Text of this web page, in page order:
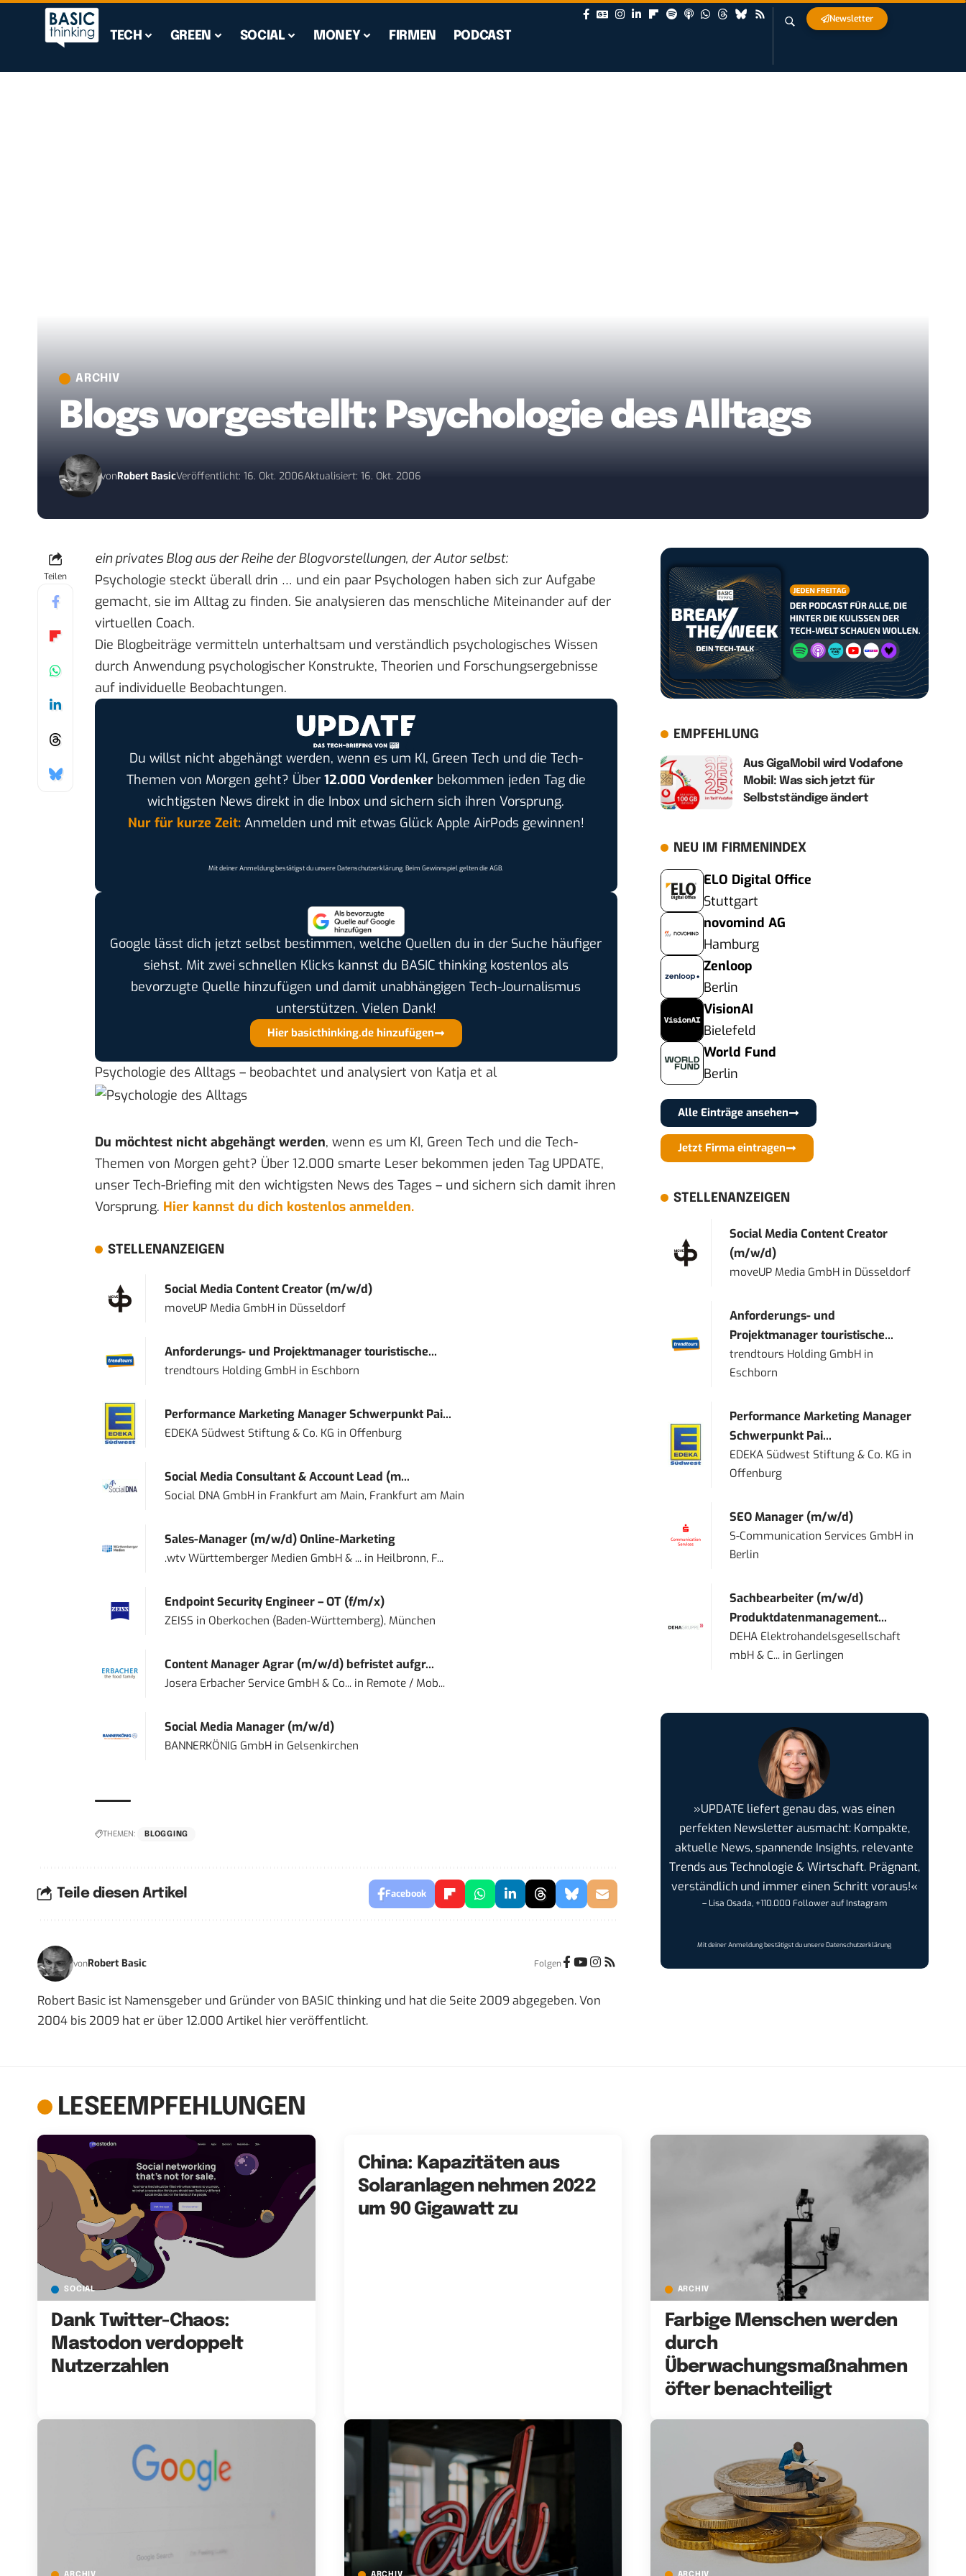
TECH GREEN SOCIAL MONEY FIRMEN PODCAST
Newsletter
ARCHIV
Blogs vorgestellt: Psychologie des Alltags
vonRobert BasicVeröffentlicht: 16. Okt. 2006Aktualisiert: 16. Okt. 2006
Teilen
ein privates Blog aus derReihe der Blogvorstellungen, der Autor selbst:
Psychologie steckt überall drin … und ein paar Psychologen haben sich zur Aufgabe
gemacht, sie im Alltag zu finden. Sie analysieren das menschliche Miteinander auf der
virtuellen Coach.
Die Blogbeiträge vermitteln unterhaltsam und verständlich psychologisches Wissen
durch Anwendung psychologischer Konstrukte, Theorien und Forschungsergebnisse
auf individuelle Beobachtungen.
Du willst nicht abgehängt werden, wenn es um KI, Green Tech und die Tech-
Themen von Morgen geht? Über 12.000 Vordenkerbekommen jeden Tag die
wichtigsten News direkt in die Inbox und sichern sich ihren Vorsprung.
Nur für kurze Zeit:Anmelden und mit etwas Glück Apple AirPods gewinnen!
Mit deiner Anmeldung bestätigst du unsereDatenschutzerklärung. Beim Gewinnspiel gelten dieAGB.
Google lässt dich jetzt selbst bestimmen, welche Quellen du in der Suche häufiger
siehst. Mit zwei schnellen Klicks kannst du BASIC thinking kostenlos als
bevorzugte Quelle hinzufügen und damit unabhängigen Tech-Journalismus
unterstützen. Vielen Dank!
Hier basicthinking.de hinzufügen
Psychologie des Alltags – beobachtet und analysiert von Katja et al
Du möchtest nicht abgehängt werden, wenn es um KI, Green Tech und die Tech-
Themen von Morgen geht? Über 12.000 smarte Leser bekommen jeden Tag UPDATE,
unser Tech-Briefing mit den wichtigsten News des Tages – und sichern sich damit ihren
Vorsprung. Hier kannst du dich kostenlos anmelden.
STELLENANZEIGEN
Social Media Content Creator (m/w/d)
moveUP Media GmbHin Düsseldorf
Anforderungs- und Projektmanager touristische...
trendtours Holding GmbHin Eschborn
Performance Marketing Manager Schwerpunkt Pai...
EDEKA Südwest Stiftung & Co. KG in Offenburg
Social Media Consultant & Account Lead (m...
Social DNA GmbHin Frankfurt am Main, Frankfurt am Main
Sales-Manager (m/w/d) Online-Marketing
.wtv Württemberger Medien GmbH & ...in Heilbronn, F...
Endpoint Security Engineer – OT (f/m/x)
ZEISS in Oberkochen (Baden-Württemberg), München
Content Manager Agrar (m/w/d) befristet aufgr...
Josera Erbacher Service GmbH & Co...in Remote / Mob...
Social Media Manager (m/w/d)
BANNERKÖNIG GmbHin Gelsenkirchen
THEMEN: BLOGGING
Teile diesen Artikel Facebook
vonRobert Basic Folgen
Robert Basic ist Namensgeber und Gründer von BASIC thinking und hat die Seite 2009 abgegeben. Von
2004 bis 2009 hat er über 12.000 Artikel hier veröffentlicht.
EMPFEHLUNG
Aus GigaMobil wird Vodafone
Mobil: Was sich jetzt für
Selbstständige ändert
NEU IM FIRMENINDEX
ELO Digital Office
Stuttgart
novomind AG
Hamburg
Zenloop
Berlin
VisionAI
Bielefeld
World Fund
Berlin
Alle Einträge ansehen
Jetzt Firma eintragen
STELLENANZEIGEN
Social Media Content Creator
(m/w/d)
moveUP Media GmbH in Düsseldorf
Anforderungs- und
Projektmanager touristische...
trendtours Holding GmbH in
Eschborn
Performance Marketing Manager
Schwerpunkt Pai...
EDEKA Südwest Stiftung & Co. KG in
Offenburg
SEO Manager (m/w/d)
S-Communication Services GmbH in
Berlin
Sachbearbeiter (m/w/d)
Produktdatenmanagement...
DEHA Elektrohandelsgesellschaft
mbH & C... in Gerlingen
»UPDATE liefert genau das, was einen
perfekten Newsletter ausmacht: Kompakte,
aktuelle News, spannende Insights, relevante
Trends aus Technologie & Wirtschaft. Prägnant,
verständlich und immer einen Schritt voraus!«
– Lisa Osada, +110.000 Follower auf Instagram
Mit deiner Anmeldung bestätigst du unsereDatenschutzerklärung
LESEEMPFEHLUNGEN
SOCIAL
Dank Twitter-Chaos:
Mastodon verdoppelt
Nutzerzahlen
China: Kapazitäten aus
Solaranlagen nehmen 2022
um 90 Gigawatt zu
ARCHIV
Farbige Menschen werden
durch
Überwachungsmaßnahmen
öfter benachteiligt